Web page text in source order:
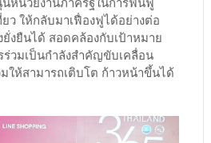
ว ให้กลับมาเฟื่องฟูได้อย่างต่อ
ยั่งยืนได้ สอดคล้องกับเป้าหมาย
ร่วมเป็นกำลังสำคัญขับเคลื่อน
ให้สามารถเติบโต ก้าวหน้าขึ้นได้